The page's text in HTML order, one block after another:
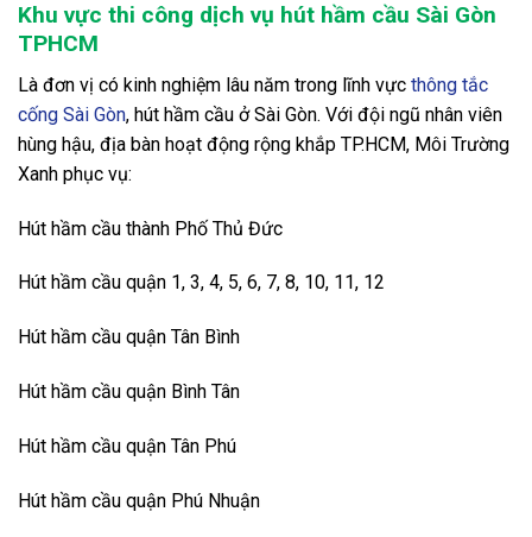
Khu vực thi công dịch vụ hút hầm cầu Sài Gòn
TPHCM
Là đơn vị có kinh nghiệm lâu năm trong lĩnh vực thông tắc
cống Sài Gòn, hút hầm cầu ở Sài Gòn. Với đội ngũ nhân viên
hùng hậu, địa bàn hoạt động rộng khắp TP.HCM, Môi Trường
Xanh phục vụ:
Hút hầm cầu thành Phố Thủ Đức
Hút hầm cầu quận 1, 3, 4, 5, 6, 7, 8, 10, 11, 12
Hút hầm cầu quận Tân Bình
Hút hầm cầu quận Bình Tân
Hút hầm cầu quận Tân Phú
Hút hầm cầu quận Phú Nhuận